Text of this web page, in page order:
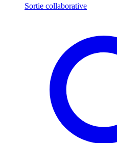
Sortie collaborative